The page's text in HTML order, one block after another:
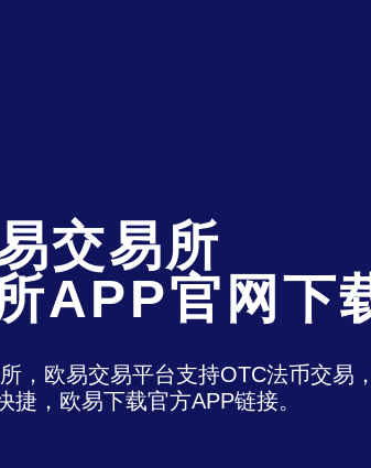
交易所
APP官网下
，欧易交易平台支持OTC法币交易
捷，欧易下载官方APP链接。